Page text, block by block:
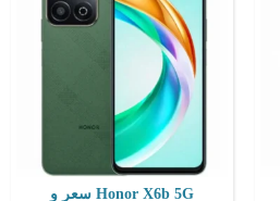
Honor X6b 5G سعر و
المعالج:ثماني النواة Snapdragon 7 Gen 3 تكنولوجيا 4 نانو
التخزين / الرام:
الكاميرا:خلفية مزدوجة 200+12 م.ب / امامية 50 م.ب.
الشاشة:6.55 بوصة بدقة 1200x2664 بها ثقب صغير
نظام التشغيل:اندرويد 15
البطارية:6000 مللي أمبير
View Details ←